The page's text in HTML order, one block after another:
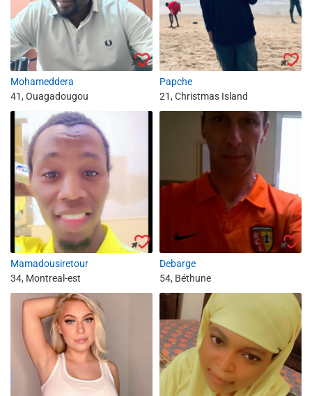
Mohameddera
41, Ouagadougou
Papche
21, Christmas Island
Mamadousiretour
34, Montreal-est
Debarge
54, Béthune